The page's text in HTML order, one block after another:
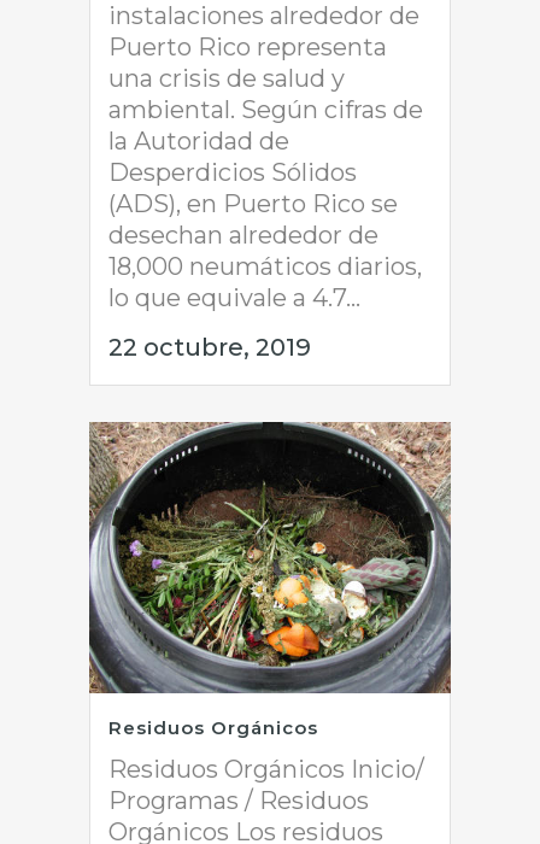
instalaciones alrededor de
Puerto Rico representa
una crisis de salud y
ambiental. Según cifras de
la Autoridad de
Desperdicios Sólidos
(ADS), en Puerto Rico se
desechan alrededor de
18,000 neumáticos diarios,
lo que equivale a 4.7...
22 octubre, 2019
Residuos Orgánicos
Residuos Orgánicos Inicio/
Programas / Residuos
Orgánicos Los residuos